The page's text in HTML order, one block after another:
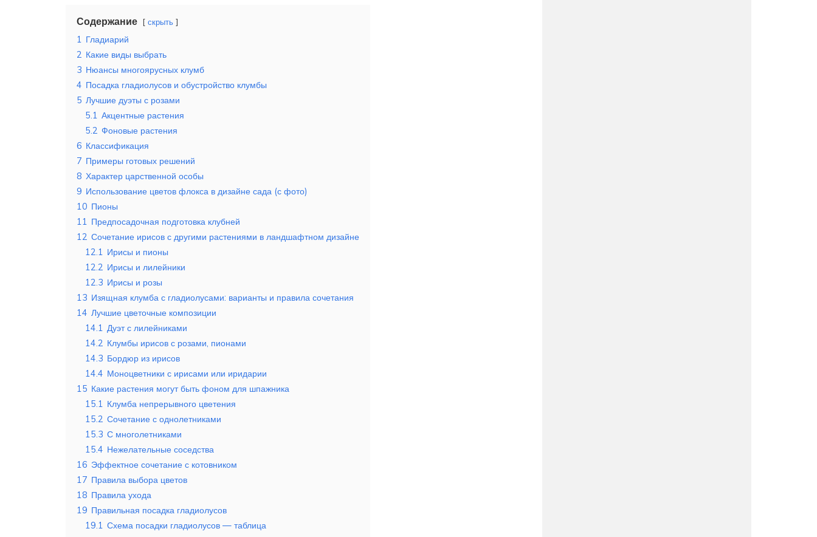
Содержание скрыть
1 Гладиарий
2 Какие виды выбрать
3 Нюансы многоярусных клумб
4 Посадка гладиолусов и обустройство клумбы
5 Лучшие дуэты с розами
5.1 Акцентные растения
5.2 Фоновые растения
6 Классификация
7 Примеры готовых решений
8 Характер царственной особы
9 Использование цветов флокса в дизайне сада (с фото)
10 Пионы
11 Предпосадочная подготовка клубней
12 Сочетание ирисов с другими растениями в ландшафтном дизайне
12.1 Ирисы и пионы
12.2 Ирисы и лилейники
12.3 Ирисы и розы
13 Изящная клумба с гладиолусами: варианты и правила сочетания
14 Лучшие цветочные композиции
14.1 Дуэт с лилейниками
14.2 Клумбы ирисов с розами, пионами
14.3 Бордюр из ирисов
14.4 Моноцветники с ирисами или иридарии
15 Какие растения могут быть фоном для шпажника
15.1 Клумба непрерывного цветения
15.2 Сочетание с однолетниками
15.3 С многолетниками
15.4 Нежелательные соседства
16 Эффектное сочетание с котовником
17 Правила выбора цветов
18 Правила ухода
19 Правильная посадка гладиолусов
19.1 Схема посадки гладиолусов — таблица